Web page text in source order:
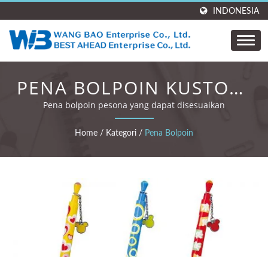
INDONESIA
PENA BOLPOIN KUSTOM,
PENA BOLPOIN KARTUN,
PENA BOLPOIN LUCU
Pena bolpoin pesona yang dapat disesuaikan
Home / Kategori / Pena Bolpoin